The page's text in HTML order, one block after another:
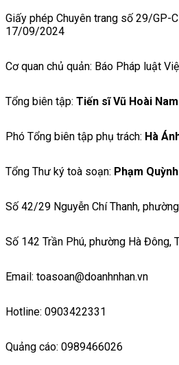
Giấy phép Chuyên trang số 29/GP-
17/09/2024
Cơ quan chủ quản: Báo Pháp luật
Tổng biên tập: Tiến sĩ Vũ Hoài Nam
Phó Tổng biên tập phụ trách: Hà
Tổng Thư ký toà soạn: Phạm
Số 42/29 Nguyễn Chí Thanh,
Số 142 Trần Phú, phường Hà Đông,
Email: toasoan@doanhnhan.vn
Hotline: 0903422331
Quảng cáo: 0989466026